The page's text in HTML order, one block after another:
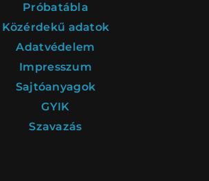
Próbatábla
Közérdekű adatok
Adatvédelem
Impresszum
Sajtóanyagok
GYIK
Szavazás